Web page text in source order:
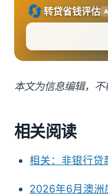
🔄转贷省钱评估
本文为信息编辑，不
相关阅读
相关：非银行贷
2026年6月澳洲